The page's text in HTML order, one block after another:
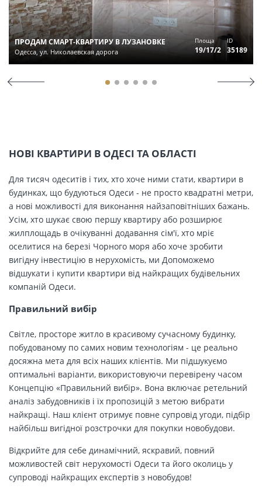
ПРОДАМ СМАРТ-КВАРТИРУ В ЛУЗАНОВКЕ
Одесса, ул. Николаевская дорога
Площа
19/17/2
ID
35189
НОВІ КВАРТИРИ В ОДЕСІ ТА ОБЛАСТІ
Для тисяч одеситів і тих, хто хоче ними стати, квартири в
будинках, що будуються Одеси - не просто квадратні метри,
а нові можливості для виконання найзаповітніших бажань.
Усім, хто шукає свою першу квартиру або розширює
жилплощадь в очікуванні додавання сім'ї, хто мріє
оселитися на березі Чорного моря або хоче зробити
вигідну інвестицію в нерухомість, ми Допоможемо
відшукати і купити квартири від найкращих будівельних
компаній Одеси.
Правильний вибір
Світле, просторе житло в красивому сучасному будинку,
побудованому по самих новим технологіям - це реально
досяжна мета для всіх наших клієнтів. Ми підшукуємо
оптимальні варіанти, використовуючи перевірену часом
Концепцію «Правильний вибір». Вона включає ретельний
аналіз забудовників і їх пропозицій з метою вибрати
найкращі. Наш клієнт отримує повне супровід угоди, підбір
найбільш вигідної розстрочки для покупки новобудови.
Відкрийте для себе динамічний, яскравий, повний
можливостей світ нерухомості Одеси та його околиць у
супроводі найкращих експертів з новобудов!